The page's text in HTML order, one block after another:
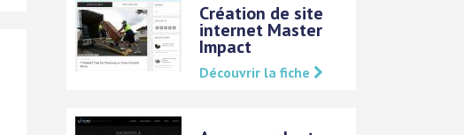
Création de site
internet Master
Impact
Découvrir la fiche